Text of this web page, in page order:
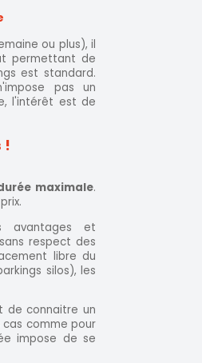
ou plus), il
permettant de
est standard.
pas un
l'intérêt est de
!
maximale.
avantages et
respect des
libre du
silos), les
de connaitre un
cas comme pour
impose de se